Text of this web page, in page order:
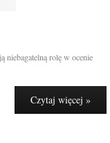
niebagatelną rolę w ocenie
Czytaj więcej »